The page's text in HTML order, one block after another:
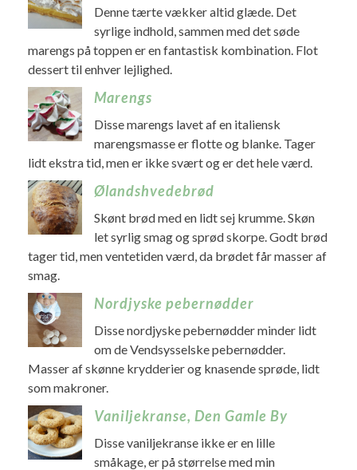
Denne tærte vækker altid glæde. Det
syrlige indhold, sammen med det søde
marengs på toppen er en fantastisk kombination. Flot
dessert til enhver lejlighed.
Marengs
Disse marengs lavet af en italiensk
marengsmasse er flotte og blanke. Tager
lidt ekstra tid, men er ikke svært og er det hele værd.
Ølandshvedebrød
Skønt brød med en lidt sej krumme. Skøn
let syrlig smag og sprød skorpe. Godt brød
tager tid, men ventetiden værd, da brødet får masser af
smag.
Nordjyske pebernødder
Disse nordjyske pebernødder minder lidt
om de Vendsysselske pebernødder.
Masser af skønne krydderier og knasende sprøde, lidt
som makroner.
Vaniljekranse, Den Gamle By
Disse vaniljekranse ikke er en lille
småkage, er på størrelse med min